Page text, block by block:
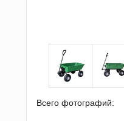
Всего фотографий: